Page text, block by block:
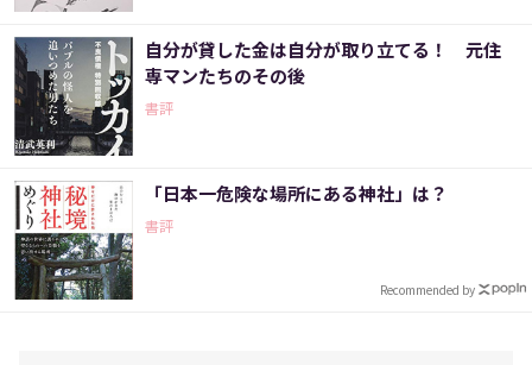
自分が貸した金は自分が取り立てる！ 元住
専マンたちのその後
書評
「日本一危険な場所にある神社」は？
書評
Recommended by